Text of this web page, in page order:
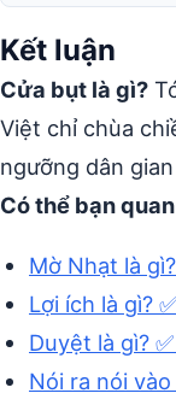
Kết luận
Cửa bụt là gì?
Việt chỉ chùa
ngưỡng dân
Có thể bạn
Mờ Nhạt là
Lợi ích là gì?
Duyệt là gì?
Nói ra nói